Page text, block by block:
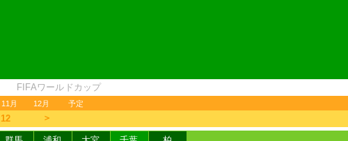
FIFAワールドカップ
11月 12月 予定
12 ＞